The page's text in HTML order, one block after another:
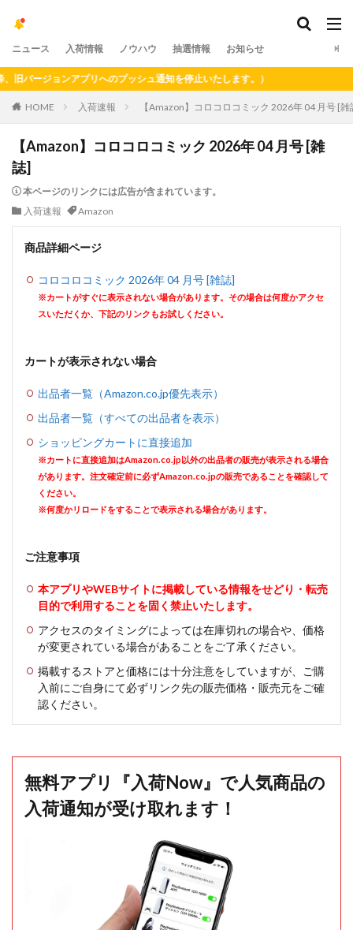
ニュース 入荷情報 ノウハウ 抽選情報 お知らせ
ジョンアプリへのプッシュ通知を停止いたします。）
HOME 入荷速報 【Amazon】コロコロコミック 2026年 04 月号 [雑
【Amazon】コロコロコミック 2026年 04 月号 [雑
誌]
本ページのリンクには広告が含まれています。
入荷速報
Amazon
商品詳細ページ
コロコロコミック 2026年 04 月号 [雑誌]
※カートがすぐに表示されない場合があります。その場合は何度かアクセ
スいただくか、下記のリンクもお試しください。
カートが表示されない場合
出品者一覧（Amazon.co.jp優先表示）
出品者一覧（すべての出品者を表示）
ショッピングカートに直接追加
※カートに直接追加はAmazon.co.jp以外の出品者の販売が表示される場合
があります。注文確定前に必ずAmazon.co.jpの販売であることを確認して
ください。
※何度かリロードをすることで表示される場合があります。
ご注意事項
本アプリやWEBサイトに掲載している情報をせどり・転売
目的で利用することを固く禁止いたします。
アクセスのタイミングによっては在庫切れの場合や、価格
が変更されている場合があることをご了承ください。
掲載するストアと価格には十分注意をしていますが、ご購
入前にご自身にて必ずリンク先の販売価格・販売元をご確
認ください。
無料アプリ『入荷Now』で人気商品の
入荷通知が受け取れます！